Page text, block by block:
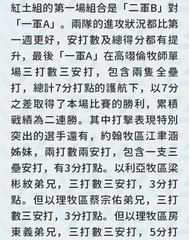
紅土組的第一場組合是「二軍B」對
「一軍A」。兩隊的進攻狀況都比第
一週更好，安打數及總得分都有提
升，最後「一軍A」在高翊倫牧師單
場三打數三安打，包含兩隻全壘
打，總計7分打點的護航下，以7分
之差取得了本場比賽的勝利，累積
戰績為二連勝。其中打擊表現特別
突出的選手還有，約翰牧區江聿涵
姊妹，兩打數兩安打，包含一支三
壘安打，有3分打點。以利亞牧區梁
彬紋弟兄，三打數三安打，3分打
點。但以理牧區蔡宗佑弟兄，三打
數三安打，3分打點。但以理牧區房
東義弟兄，三打數三安打，5分打